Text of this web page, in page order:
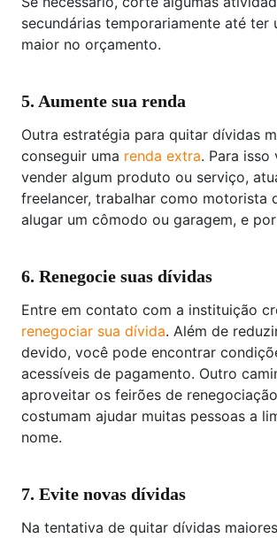
secundárias temporariamente até ter
maior no orçamento.
5. Aumente sua renda
Outra estratégia para quitar dívidas
conseguir uma renda extra. Para
vender algum produto ou serviço,
freelancer, trabalhar como motorista
alugar um cômodo ou garagem, e
6. Renegocie suas dívidas
Entre em contato com a instituição
renegociar sua dívida. Além de
devido, você pode encontrar
acessíveis de pagamento. Outro
aproveitar os feirões de
costumam ajudar muitas pessoas a
nome.
7. Evite novas dívidas
Na tentativa de quitar dívidas